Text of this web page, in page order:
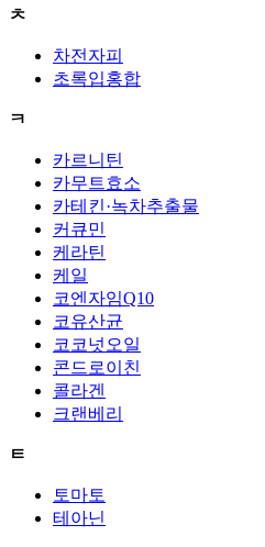
ㅊ
차전자피
초록입홍합
ㅋ
카르니틴
카무트효소
카테킨·녹차추출물
커큐민
케라틴
케일
코엔자임Q10
코유산균
코코넛오일
콘드로이친
콜라겐
크랜베리
ㅌ
토마토
테아닌